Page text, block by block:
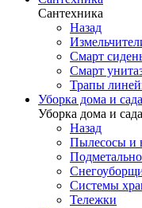
Сантехника
Назад
Смарт
Смарт
Трапы
Уборка дома и сада
Уборка дома и сада
Назад
Пылесосы и
Системы
Тележки